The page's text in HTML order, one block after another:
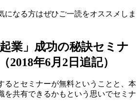
になる方はぜひご一読をオススメしま
業」成功の秘訣セミナ
2018年6月2日追記）
るとセミナーが無料ということと、本
を共有できるかもという思いでセミナ